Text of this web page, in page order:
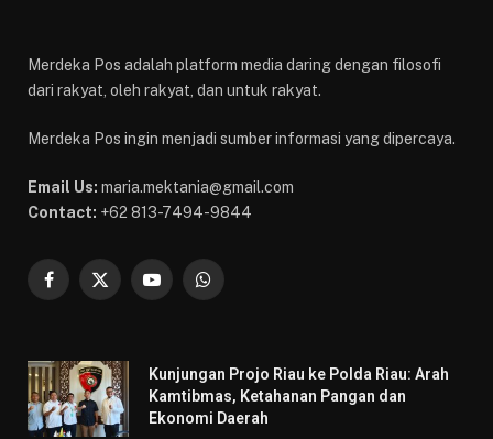
Merdeka Pos adalah platform media daring dengan filosofi
dari rakyat, oleh rakyat, dan untuk rakyat.
Merdeka Pos ingin menjadi sumber informasi yang dipercaya.
Email Us: maria.mektania@gmail.com
Contact: +62 813-7494-9844
Facebook
X
YouTubeWhatsApp
Kunjungan Projo Riau ke Polda Riau: Arah
Kamtibmas, Ketahanan Pangan dan
Ekonomi Daerah